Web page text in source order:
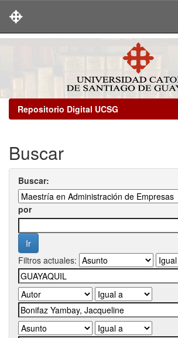
Repositorio Digital UCSG
Buscar
Buscar:
por
Filtros actuales: